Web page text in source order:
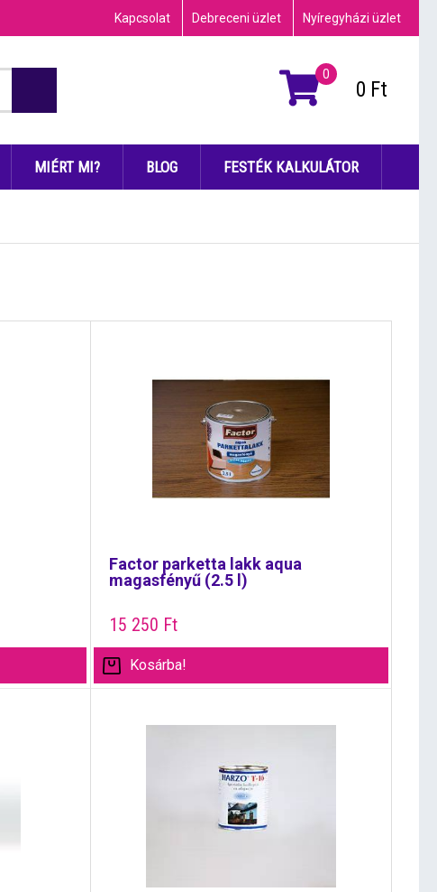
Kapcsolat Debreceni üzlet Nyíregyházi üzlet
0
0 Ft
MIÉRT MI? BLOG FESTÉK KALKULÁTOR
Factor parketta lakk aqua
magasfényű (2.5 l)
15 250 Ft
Kosárba!